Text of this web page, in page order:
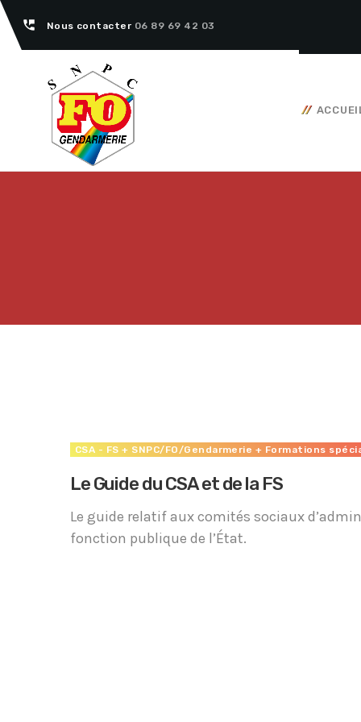
perm_phone_msg Nous contacter 06 89 69 42 03
Accéder
CSA - FS + SNPC/FO/Gendarmerie + Formations
Le Guide du CSA et de la FS
Le guide relatif aux comités sociaux
fonction publique de l’État.